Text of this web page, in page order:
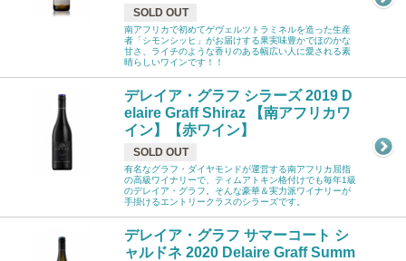
SOLD OUT
南アフリカで初めてゲヴェルツトラミネルを造った生産
者「シモンシッヒ」がお届けする果実味豊かでほのかな
甘さ、ライチのような香りのある幅広い人に愛される素
晴らしいワインです！！
デレイア・グラフ シラーズ 2019 D
elaire Graff Shiraz 【南アフリカワ
イン】【赤ワイン】
SOLD OUT
有名なグラフ・ダイヤモンドが運営する南アフリカ屈指
の高級ワイナリーで、ティムアトキン格付けでも毎年1級
のデレイア・グラフ。そんな豪華＆実力派ワイナリーが
手掛けるエントリークラスのシラーズです。
デレイア・グラフ サマーコート シ
ャルドネ 2020 Delaire Graff Summ